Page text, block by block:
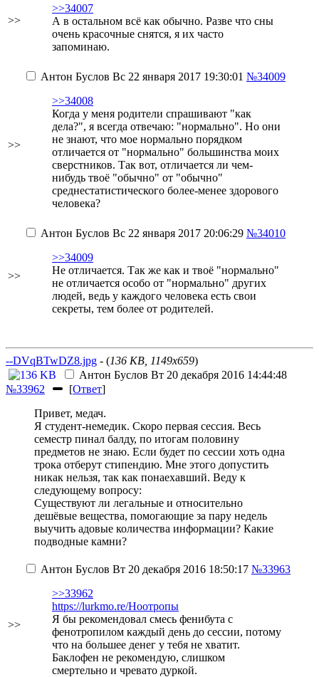
>>
>>34007
А в остальном всё как обычно. Разве что сны
очень красочные снятся, я их часто
запоминаю.
>>
Антон Буслов Вс 22 января 2017 19:30:01 №34009
>>34008
Когда у меня родители спрашивают "как
дела?", я всегда отвечаю: "нормально". Но они
не знают, что мое нормально порядком
отличается от "нормально" большинства моих
сверстников. Так вот, отличается ли чем-
нибудь твоё "обычно" от "обычно"
среднестатистического более-менее здорового
человека?
>>
Антон Буслов Вс 22 января 2017 20:06:29 №34010
>>34009
Не отличается. Так же как и твоё "нормально"
не отличается особо от "нормально" других
людей, ведь у каждого человека есть свои
секреты, тем более от родителей.
--DVqBTwDZ8.jpg - (136 KB, 1149x659)
Антон Буслов Вт 20 декабря 2016 14:44:48
№33962
[Ответ]
Привет, медач.
Я студент-немедик. Скоро первая сессия. Весь
семестр пинал балду, по итогам половину
предметов не знаю. Если будет по сессии хоть одна
трока отберут стипендию. Мне этого допустить
никак нельзя, так как понаехавший. Веду к
следующему вопросу:
Существуют ли легальные и относительно
дешёвые вещества, помогающие за пару недель
выучить адовые количества информации? Какие
подводные камни?
>>
Антон Буслов Вт 20 декабря 2016 18:50:17 №33963
>>33962
https://lurkmo.re/Ноотропы
Я бы рекомендовал смесь фенибута с
фенотропилом каждый день до сессии, потому
что на большее денег у тебя не хватит.
Баклофен не рекомендую, слишком
смертельно и чревато дуркой.